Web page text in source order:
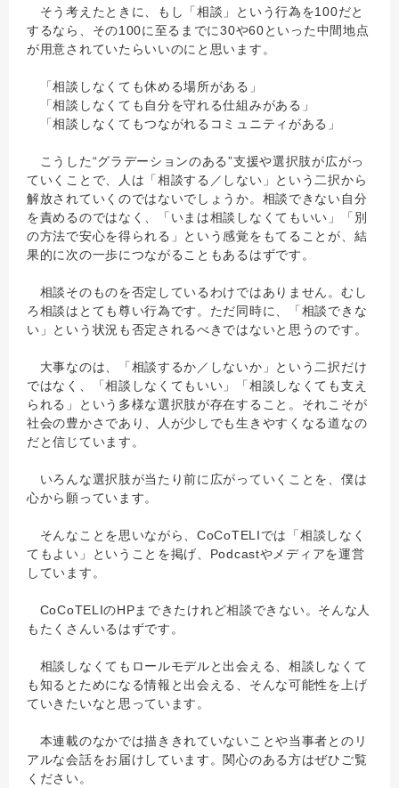
そう考えたときに、もし「相談」という行為を100だと
するなら、その100に至るまでに30や60といった中間地点
が用意されていたらいいのにと思います。
「相談しなくても休める場所がある」
「相談しなくても自分を守れる仕組みがある」
「相談しなくてもつながれるコミュニティがある」
こうした“グラデーションのある”支援や選択肢が広がっ
ていくことで、人は「相談する／しない」という二択から
解放されていくのではないでしょうか。相談できない自分
を責めるのではなく、「いまは相談しなくてもいい」「別
の方法で安心を得られる」という感覚をもてることが、結
果的に次の一歩につながることもあるはずです。
相談そのものを否定しているわけではありません。むし
ろ相談はとても尊い行為です。ただ同時に、「相談できな
い」という状況も否定されるべきではないと思うのです。
大事なのは、「相談するか／しないか」という二択だけ
ではなく、「相談しなくてもいい」「相談しなくても支え
られる」という多様な選択肢が存在すること。それこそが
社会の豊かさであり、人が少しでも生きやすくなる道なの
だと信じています。
いろんな選択肢が当たり前に広がっていくことを、僕は
心から願っています。
そんなことを思いながら、CoCoTELIでは「相談しなく
てもよい」ということを掲げ、Podcastやメディアを運営
しています。
CoCoTELIのHPまできたけれど相談できない。そんな人
もたくさんいるはずです。
相談しなくてもロールモデルと出会える、相談しなくて
も知るとためになる情報と出会える、そんな可能性を上げ
ていきたいなと思っています。
本連載のなかでは描ききれていないことや当事者とのリ
アルな会話をお届けしています。関心のある方はぜひご覧
ください。